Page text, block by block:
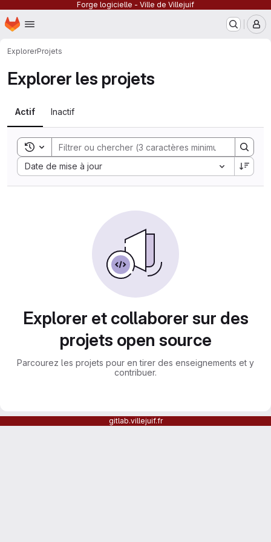
Forge logicielle - Ville de Villejuif
Passer au contenu principal
Page d'accueil
ExplorerProjets
Explorer les projets
Actif Inactif
Toggle search history
Date de mise à jour
Sort by:
Explorer et collaborer sur des
projets open source
Parcourez les projets pour en tirer des enseignements et y
contribuer.
gitlab.villejuif.fr